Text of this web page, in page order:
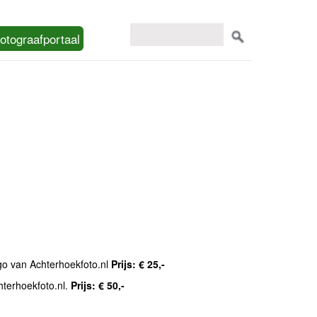
van Achterhoekfoto.nl Prijs: € 25,-
Prijs: € 50,-